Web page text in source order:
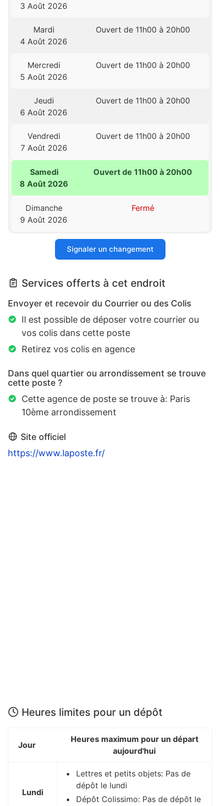
3 Août 2026
Mardi
4 Août 2026
Ouvert de 11h00 à 20h00
Mercredi
5 Août 2026
Ouvert de 11h00 à 20h00
Jeudi
6 Août 2026
Ouvert de 11h00 à 20h00
Vendredi
7 Août 2026
Ouvert de 11h00 à 20h00
Samedi
8 Août 2026
Ouvert de 11h00 à 20h00
Dimanche
9 Août 2026
Fermé
Signaler un changement
Services offerts à cet endroit
Envoyer et recevoir du Courrier ou des Colis
Il est possible de déposer votre courrier ou
vos colis dans cette poste
Retirez vos colis en agence
Dans quel quartier ou arrondissement se trouve
cette poste ?
Cette agence de poste se trouve à: Paris
10ème arrondissement
Site officiel
https://www.laposte.fr/
Heures limites pour un dépôt
Jour
Heures maximum pour un départ
aujourd'hui
Lundi
Lettres et petits objets: Pas de
dépôt le lundi
Dépôt Colissimo: Pas de dépôt le